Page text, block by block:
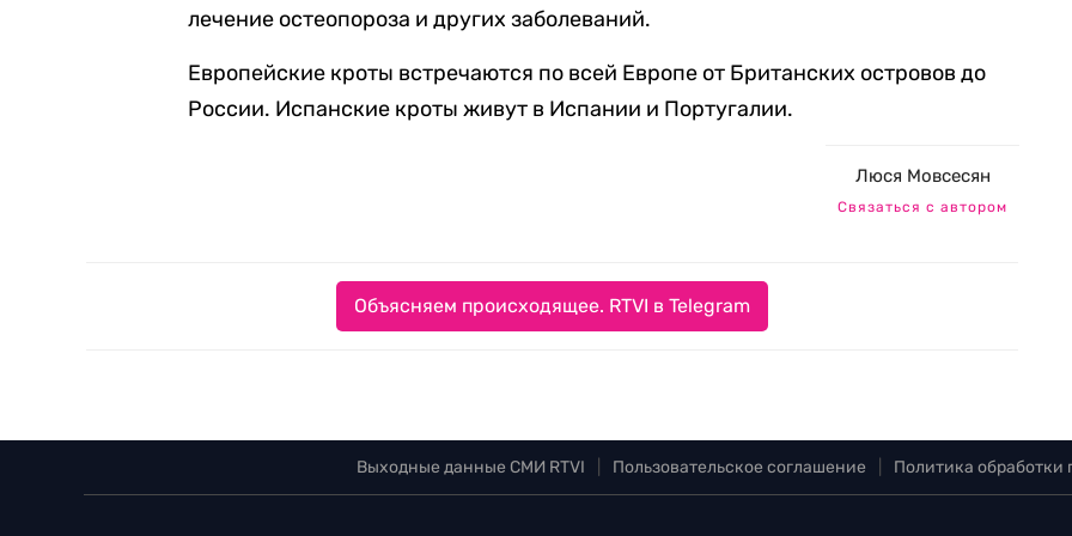
лечение остеопороза и других заболеваний.
Европейские кроты встречаются по всей Европе от Британских островов до
России. Испанские кроты живут в Испании и Португалии.
Люся Мовсесян
Связаться с автором
Объясняем происходящее. RTVI в Telegram
Выходные данные СМИ RTVI Пользовательское соглашение Политика